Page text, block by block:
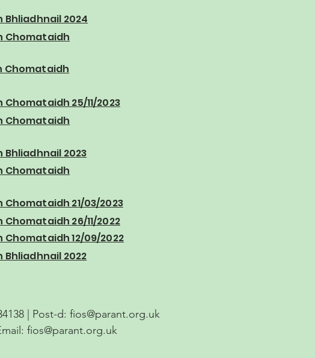
Bhliadhnail 2024
Chomataidh
Chomataidh
25/11/2023
Chomataidh
Bhliadhnail 2023
Chomataidh
Chomataidh 21/03/2023
26/11/2022
Chomataidh 12/09/2022
Bhliadhnail 2022
| Post-d: fios@parant.org.uk
fios@parant.org.uk